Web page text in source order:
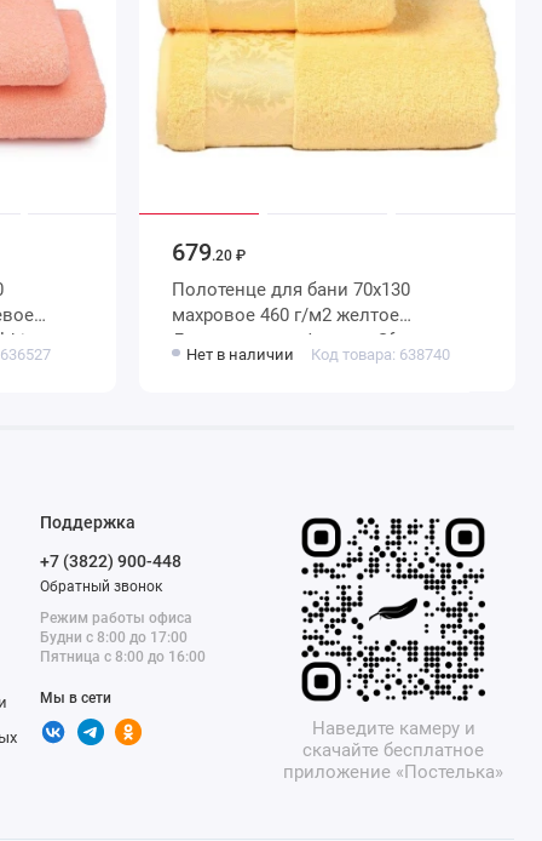
679.20 ₽
Полотенце для бани 70х130
махровое 460 г/м2 желтое
Донецкая мануфактура Sfarzoso
Нет в наличии Код товара: 638740
Поддержка
+7 (3822) 900-448
Обратный звонок
Режим работы офиса
Будни с 8:00 до 17:00
Пятница с 8:00 до 16:00
Мы в сети
Наведите камеру и
скачайте бесплатное
приложение «Постелька»